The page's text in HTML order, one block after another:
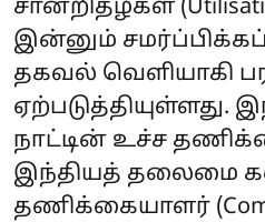
சான்றிதழ்கள்
இன்னும்
தகவல் வெளியாகி
ஏற்படுத்தியுள்ளது.
நாட்டின் உச்ச
இந்தியத் தலைமை
தணிக்கையாளர்